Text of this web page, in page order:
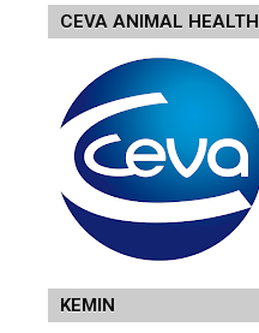
CEVA ANIMAL HEALTH
KEMIN